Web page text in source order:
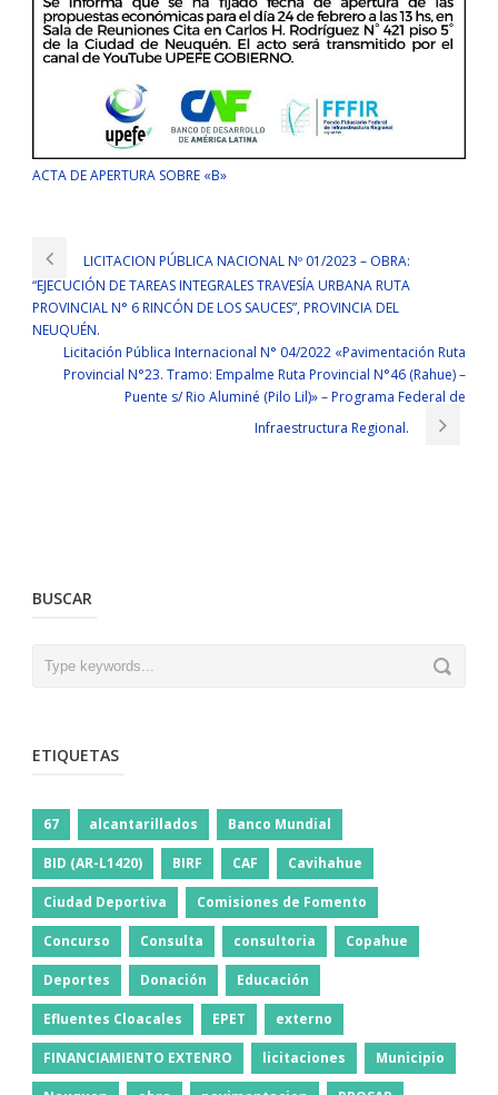
ACTA DE APERTURA SOBRE «B»
LICITACION PÚBLICA NACIONAL Nº 01/2023 – OBRA:
“EJECUCIÓN DE TAREAS INTEGRALES TRAVESÍA URBANA RUTA
PROVINCIAL N° 6 RINCÓN DE LOS SAUCES”, PROVINCIA DEL
NEUQUÉN.
Licitación Pública Internacional N° 04/2022 «Pavimentación Ruta
Provincial N°23. Tramo: Empalme Ruta Provincial N°46 (Rahue) –
Puente s/ Rio Aluminé (Pilo Lil)» – Programa Federal de
Infraestructura Regional.
BUSCAR
ETIQUETAS
67 alcantarillados Banco Mundial
BID (AR-L1420) BIRF CAF Cavihahue
Ciudad Deportiva Comisiones de Fomento
Concurso Consulta consultoria Copahue
Deportes Donación Educación
Efluentes Cloacales EPET externo
FINANCIAMIENTO EXTENRO licitaciones Municipio